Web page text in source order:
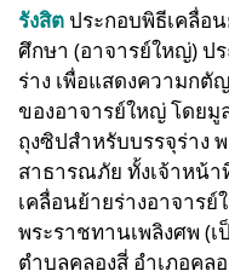
รังสิตประกอบพิธีเคลื่อ
ศึกษา (อาจารย์ใหญ่) ป
ร่าง เพื่อแสดงความก
ของอาจารย์ใหญ่ โดย
ถุงซิปสำหรับบรรจุร่าง
สาธารณภัย ทั้งเจ้าหน้
เคลื่อนย้ายร่างอาจาร
พระราชทานเพลิงศพ (
ตำบลคลองสี่ อำเภอคล